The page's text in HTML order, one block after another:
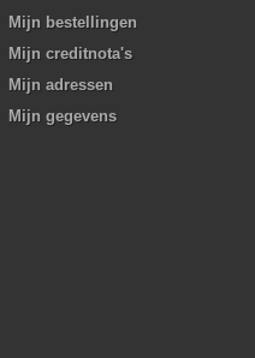
Mijn bestellingen
Mijn creditnota's
Mijn adressen
Mijn gegevens